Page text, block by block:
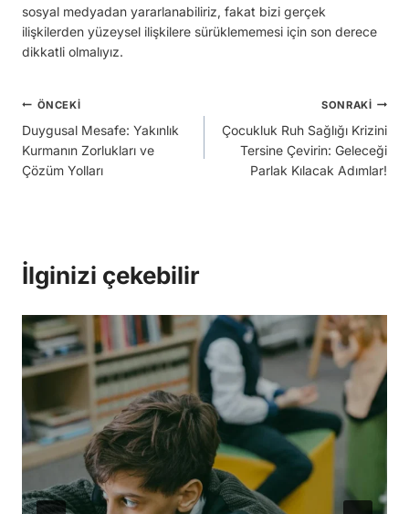
sosyal medyadan yararlanabiliriz, fakat bizi gerçek
ilişkilerden yüzeysel ilişkilere sürüklememesi için son derece
dikkatli olmalıyız.
Yazı
gezinmesi
ÖNCEKI
Duygusal Mesafe: Yakınlık
Kurmanın Zorlukları ve
Çözüm Yolları
SONRAKI
Çocukluk Ruh Sağlığı Krizini
Tersine Çevirin: Geleceği
Parlak Kılacak Adımlar!
İlginizi çekebilir